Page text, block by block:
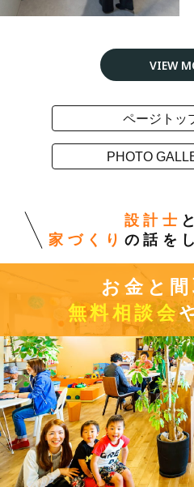
VIEW
ページトッ
PHOTO
設計士
家づくり の話を
お金と
無料相談会